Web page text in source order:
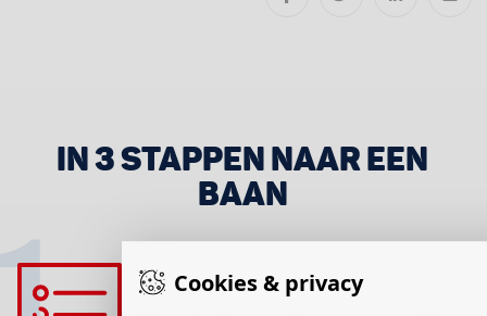
Cookies & privacy
IN 3 STAPPEN NAAR EEN
BAAN